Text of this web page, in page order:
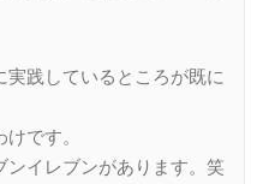
実践しているところが既に
です。
イレブンがあります。笑